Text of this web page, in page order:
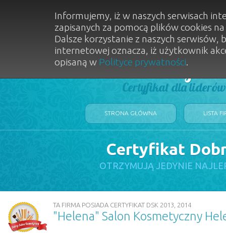
Dobry
Certyfikat dla
STRONA GŁÓWNA LISTA
Certyfikat
OTRZYMUJĄ JEDYNIE
TA FIRMA POSIADA CERTYFIKAT DSK 2013, 2014
"Helena" Salon Kosmetyczny
Informujemy, iż w naszych serwisach
zapisanych za pomocą plików cookies
Dalsze korzystanie z naszych
internetowej oznacza, iż użytkownik
opisaną w Polityce prywatności.